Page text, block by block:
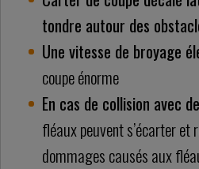
tondre autour des
Une vitesse de broyage
coupe énorme
En cas de collision avec
fléaux peuvent s’écarter et
dommages causés aux